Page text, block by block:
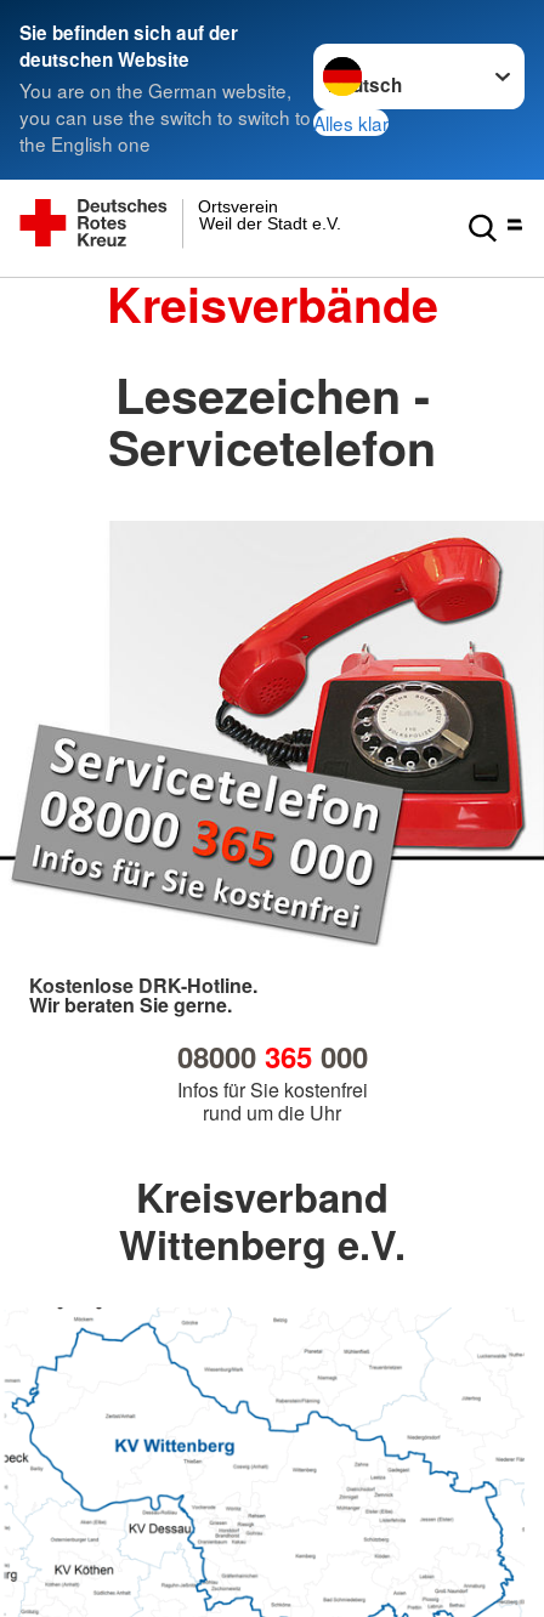
Sie befinden sich auf der
deutschen Website
You are on the German website,
you can use the switch to switch to
the English one
Sprache wechseln zu
Alles klar
Weil der Stadt e.V.
Ortsverein
Kreisverbände
Lesezeichen -
Servicetelefon
Kostenlose DRK-Hotline.
Wir beraten Sie gerne.
08000 365000
Infos für Sie kostenfrei
rund um die Uhr
Kreisverband
Wittenberg e.V.